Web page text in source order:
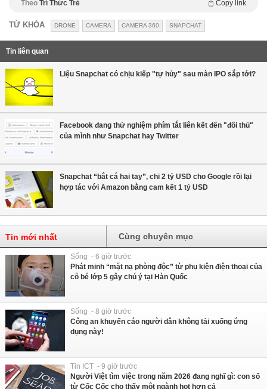
Theo Trí Thức Trẻ Copy link
TỪ KHÓA DRONE CAMERA CAMERA 360 SNAPCHAT
Tin liên quan
Liệu Snapchat có chịu kiếp "tự hủy" sau màn IPO sắp tới?
Facebook đang thử nghiệm phím tắt liên kết đến "đối thủ"
của mình như Snapchat hay Twitter
Snapchat “bắt cá hai tay”, chi 2 tỷ USD cho Google rồi lại
hợp tác với Amazon bằng cam kết 1 tỷ USD
Tin mới nhất Cùng chuyên mục
Sống - 6 giờ trước
Phát minh “mặt nạ phòng độc” từ phụ kiện điện thoại của
cô bé lớp 5 gây chú ý tại Hàn Quốc
Sống - 8 giờ trước
Công an khuyến cáo người dân không tải xuống ứng
dụng này!
Tin ICT - 9 giờ trước
Người Việt tìm việc trong năm 2026 đang nghĩ gì: con số
từ Cốc Cốc cho thấy một ngành hot hơn cả